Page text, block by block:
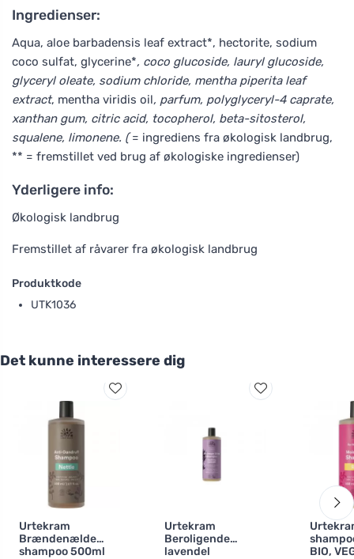
Ingredienser:
Aqua, aloe barbadensis leaf extract*, hectorite, sodium
coco sulfat, glycerine*, coco glucoside, lauryl glucoside,
glyceryl oleate, sodium chloride, mentha piperita leaf
extract, mentha viridis oil, parfum, polyglyceryl-4 caprate,
xanthan gum, citric acid, tocopherol, beta-sitosterol,
squalene, limonene. (= ingrediens fra økologisk landbrug,
** = fremstillet ved brug af økologiske ingredienser)
Yderligere info:
Økologisk landbrug
Fremstillet af råvarer fra økologisk landbrug
Produktkode
UTK1036
Det kunne interessere dig
Urtekram
Brændenælde
shampoo 500ml
Urtekram
Beroligende
lavendel
BIO,